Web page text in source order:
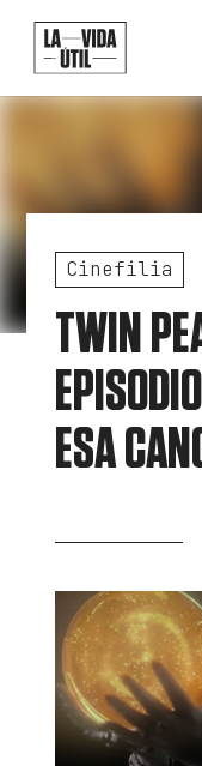
Cinefilia
TWIN
ESA